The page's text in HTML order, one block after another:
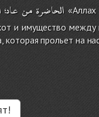
الحاضرةمنعاد؛
«Аллах
и имущество
которая прольет на